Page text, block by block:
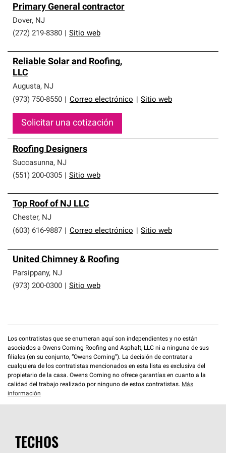
Primary General contractor
Dover, NJ
(272) 219-8380
Sitio web
Reliable Solar and Roofing,
LLC
Augusta, NJ
(973) 750-8550
Correo electrónico Sitio web
Solicitar una cotización
Roofing Designers
Succasunna, NJ
(551) 200-0305
Sitio web
Top Roof of NJ LLC
Chester, NJ
(603) 616-9887
Correo electrónico Sitio web
United Chimney & Roofing
Parsippany, NJ
(973) 200-0300
Sitio web
Los contratistas que se enumeran aquí son independientes y no están
asociados a Owens Corning Roofing and Asphalt, LLC ni a ninguna de sus
filiales (en su conjunto, “Owens Corning”). La decisión de contratar a
cualquiera de los contratistas mencionados en esta lista es exclusiva del
propietario de la casa. Owens Corning no ofrece garantías en cuanto a la
calidad del trabajo realizado por ninguno de estos contratistas. Más
información
TECHOS